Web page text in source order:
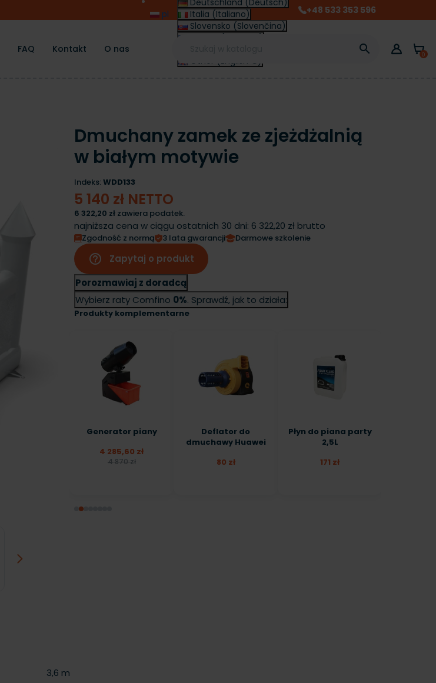
pl
Deutschland (Deutsch)
Italia (Italiano)
Slovensko (Slovenčina)
France (Français)
Other (English €)
+48 533 353 596
FAQ Kontakt O nas  0
Dmuchany zamek ze zjeżdżalnią
w białym motywie
Indeks: WDD133
5 140 zł NETTO
6 322,20 zł zawiera podatek.
najniższa cena w ciągu ostatnich 30 dni: 6 322,20 zł brutto
Zgodność z normą 3 lata gwarancji Darmowe szkolenie
help_outline
Zapytaj o produkt
Porozmawiaj z doradcą
Wybierz raty Comfino 0%. Sprawdź, jak to działa:
Produkty komplementarne
Generator piany
4 285,60 zł
4 870 zł
Deflator do
dmuchawy Huawei
80 zł
Płyn do piana party
2,5L
171 zł
3,6 m